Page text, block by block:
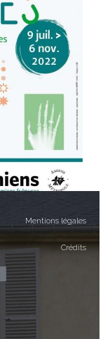
Mentions légales
Crédits